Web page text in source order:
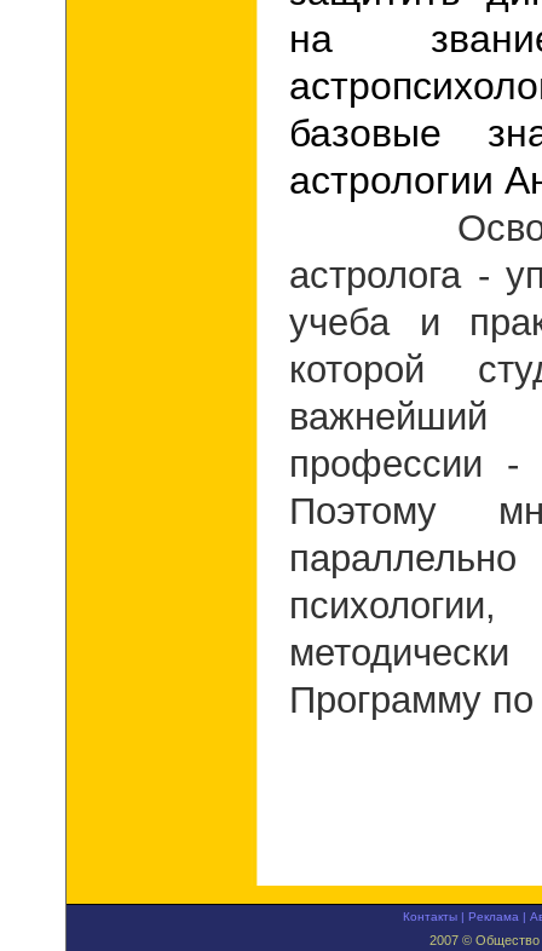
на
базовые
астрологии
астролога -
учеба и
которой
профессии -
Поэтому
Программу по
Контакты |Реклама |
2007 © Общество